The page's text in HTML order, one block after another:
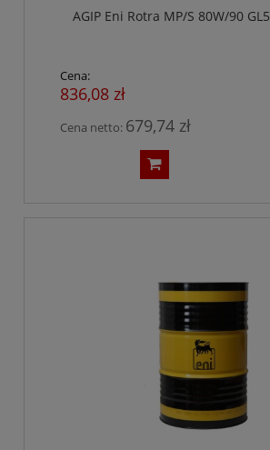
AGIP Eni Rotra MP/S 80W/90
Cena:
836,08 zł
Cena netto: 679,74 zł